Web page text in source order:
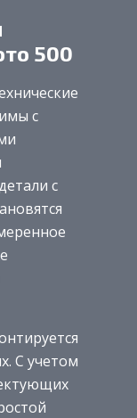
500
с
с
С учетом